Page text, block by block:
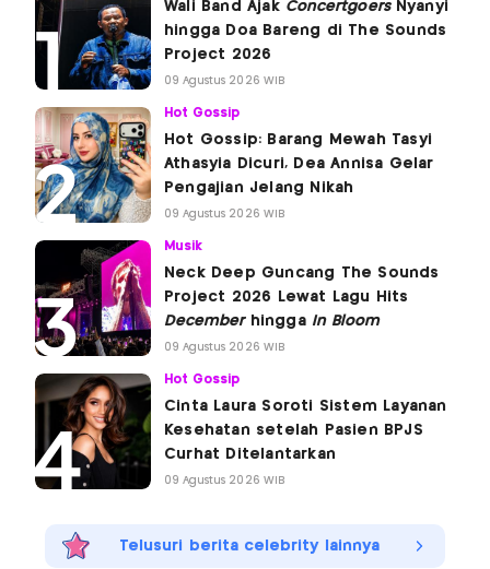
Wali Band Ajak ConcertgoersNyanyi
hingga Doa Bareng di The Sounds
Project 2026
09 Agustus 2026 WIB
Hot Gossip
Hot Gossip: Barang Mewah Tasyi
Athasyia Dicuri, Dea Annisa Gelar
Pengajian Jelang Nikah
09 Agustus 2026 WIB
Musik
Neck Deep Guncang The Sounds
Project 2026 Lewat Lagu Hits
Decemberhingga In Bloom
09 Agustus 2026 WIB
Hot Gossip
Cinta Laura Soroti Sistem Layanan
Kesehatan setelah Pasien BPJS
Curhat Ditelantarkan
09 Agustus 2026 WIB
Telusuri berita celebrity lainnya